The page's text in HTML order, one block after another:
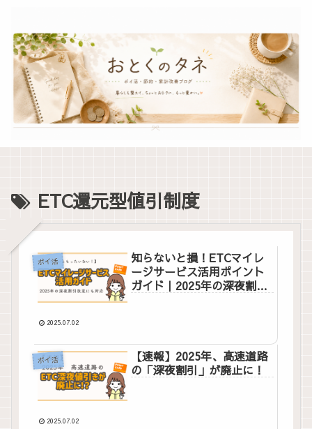
ETC還元型値引制度
ポイ活
知らないと損！ETCマイレ
ージサービス活用ポイント
ガイド｜2025年の深夜割引
2025.07.02
ポイ活
【速報】2025年、高速道路
の「深夜割引」が廃止に！
2025.07.02